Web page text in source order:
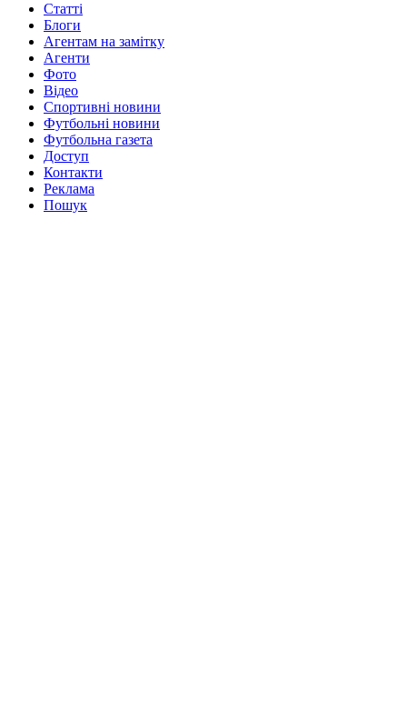
Статті
Блоги
Агентам на замітку
Агенти
Фото
Відео
Спортивні новини
Футбольні новини
Футбольна газета
Доступ
Контакти
Реклама
Пошук